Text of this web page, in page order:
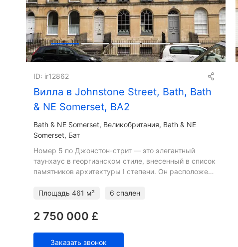
+15
Вилла в Johnstone Street, Bath, Bath
& NE Somerset, BA2
ID: ir12862
Bath & NE Somerset Великобритания, Bath & NE
Somerset, Бат
Номер 5 по Джонстон-стрит — это элегантный
таунхаус в георгианском стиле, внесенный в список
памятников архитектуры I степени. Он расположен
футов гибких
Площадь 461 м² 6 спален
2 750 000 £
Заказать звонок